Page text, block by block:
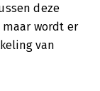
deze
wordt er
van